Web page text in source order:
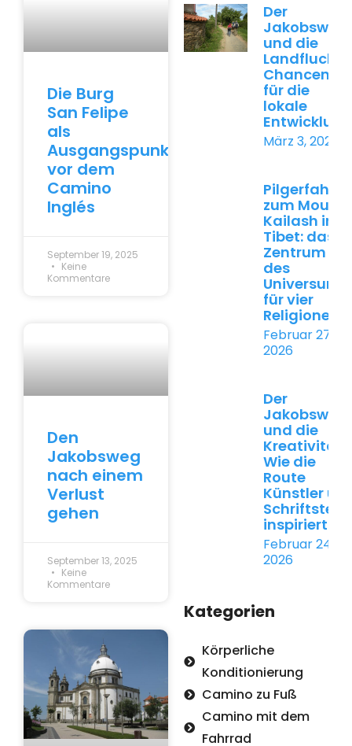
Die Burg
San Felipe
als
Ausgangspunkt
vor dem
Camino
Inglés
September 19, 2025
Keine
Kommentare
Den
Jakobsweg
nach einem
Verlust
gehen
September 13, 2025
Keine
Kommentare
Der
Jakobsweg
und die
Landflucht:
Chancen
für die
lokale
Entwicklung
März 3, 2026
Pilgerfahrt
zum Mount
Kailash in
Tibet: das
Zentrum
des
Universums
für vier
Religionen
Februar 27,
2026
Der
Jakobsweg
und die
Kreativität:
Wie die
Route
Künstler
inspiriert
Februar 24,
2026
Kategorien
Körperliche
Konditionierung
Camino zu Fuß
Camino mit dem
Fahrrad